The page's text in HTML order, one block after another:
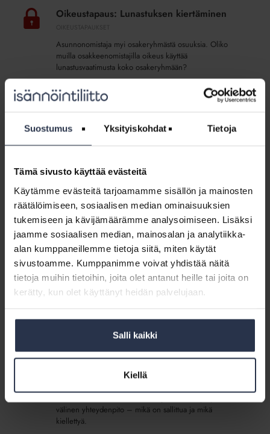
Suostumus Yksityiskohdat Tietoja
Tämä sivusto käyttää evästeitä
Käytämme evästeitä tarjoamamme sisällön ja mainosten
räätälöimiseen, sosiaalisen median ominaisuuksien
tukemiseen ja kävijämäärämme analysoimiseen. Lisäksi
jaamme sosiaalisen median, mainosalan ja analytiikka-
alan kumppaneillemme tietoja siitä, miten käytät
sivustoamme. Kumppanimme voivat yhdistää näitä
tietoja muihin tietoihin, joita olet antanut heille tai joita on
kerätty, kun olet käyttänyt heidän palvelujaan.
Salli kaikki
Kiellä
Lunastuksen
kiertäminen
Oikeustapaus: Lunastuksen kiertäminen
Asunnonomistaja myi osakeryhmästä osuuksia. Oliko
muilla osakkeenomistajilla oikeus käyttää
lunastusvaatimusta koko osakeryhmään?
Oikeustapaus:
tekemättä
OIKEUSTAPAUKSET
Mikä oli tuomio?
Koulutusaineisto:
Isännöintialan
ajankohtaiset
lakiasiat
–
tupakkalaki
Koulutusaineisto: Isännöintialan
ajankohtaiset lakiasiat – tupakkalaki
KOULUTUSAINEISTOT 24.10.2017
Esittelyssä tupakkalain ydinkohdat,
parveketupakointikiellonhakuprosessi osapuolinaan
taloyhtiö ja viranomainen sekä tupakointikiellon valvonta.
isännöintiyrityksen
kilpailulainsäädännöstä
tulee tietää kilpailulainsäädännöstä
24.10.2017
välinen yhteydenpito – mikä on sallittua ja mikä
kiellettyä.